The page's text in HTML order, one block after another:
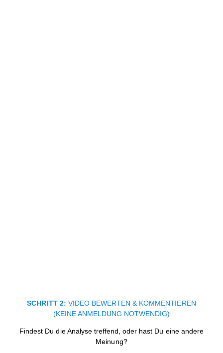
SCHRITT 2: VIDEO BEWERTEN & KOMMENTIEREN
(KEINE ANMELDUNG NOTWENDIG)
Findest Du die Analyse treffend, oder hast Du eine andere
Meinung?